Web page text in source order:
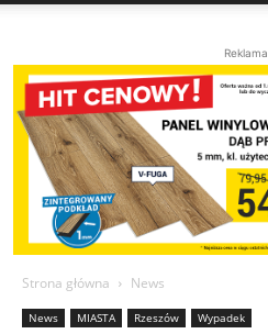
Reklama
Strona główna News
News MIASTA Rzeszów Wypadek